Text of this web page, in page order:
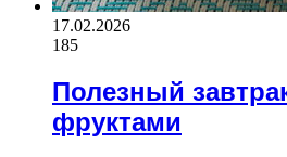
17.02.2026
185
Полезный
фруктами